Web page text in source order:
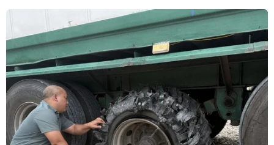
Nhật Bản sẽ tiếp tục hỗ trợ Việt Nam phát
triển mạnh mẽ